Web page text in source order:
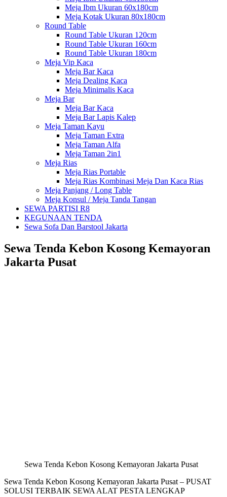
Meja Ibm Ukuran 60x180cm
Meja Kotak Ukuran 80x180cm
Round Table
Round Table Ukuran 120cm
Round Table Ukuran 160cm
Round Table Ukuran 180cm
Meja Vip Kaca
Meja Bar Kaca
Meja Dealing Kaca
Meja Minimalis Kaca
Meja Bar
Meja Bar Kaca
Meja Bar Lapis Kalep
Meja Taman Kayu
Meja Taman Extra
Meja Taman Alfa
Meja Taman 2in1
Meja Rias
Meja Rias Portable
Meja Rias Kombinasi Meja Dan Kaca Rias
Meja Panjang / Long Table
Meja Konsul / Meja Tanda Tangan
SEWA PARTISI R8
KEGUNAAN TENDA
Sewa Sofa Dan Barstool Jakarta
Sewa Tenda Kebon Kosong Kemayoran
Jakarta Pusat
Sewa Tenda Kebon Kosong Kemayoran Jakarta Pusat
Sewa Tenda Kebon Kosong Kemayoran Jakarta Pusat – PUSAT
SOLUSI TERBAIK SEWA ALAT PESTA LENGKAP